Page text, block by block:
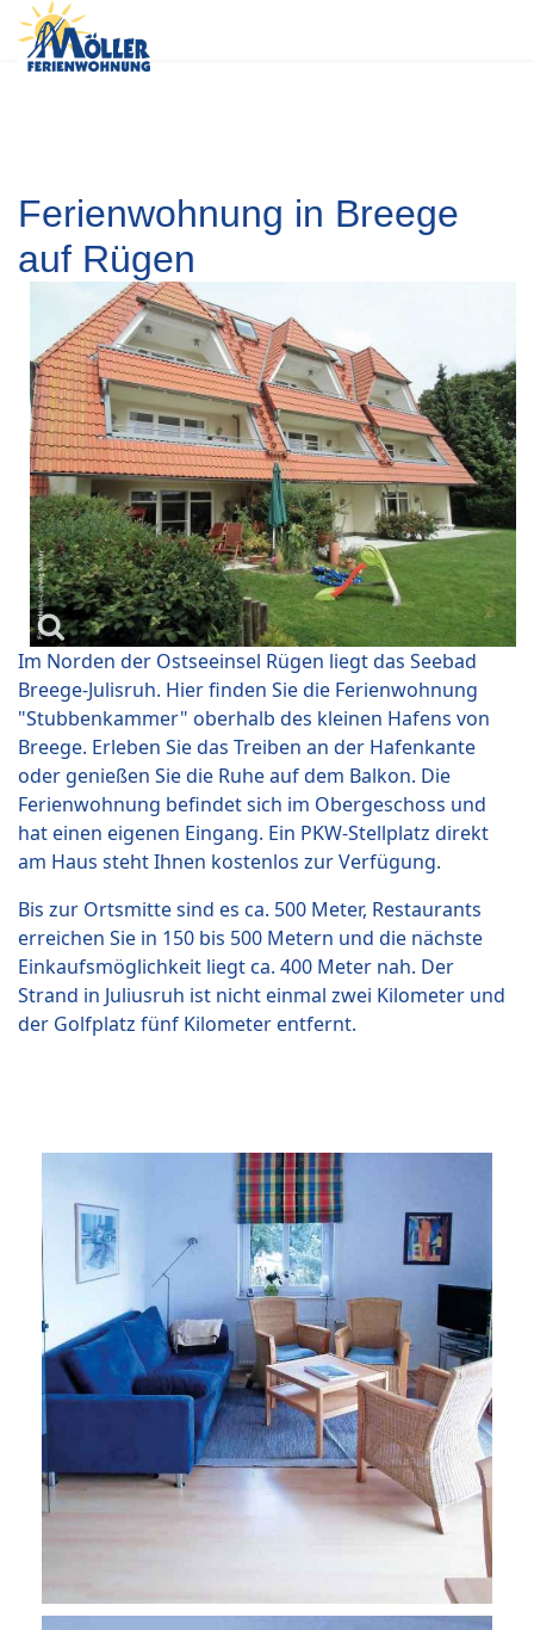
Ferienwohnung in Breege
auf Rügen
Im Norden der Ostseeinsel Rügen liegt das Seebad
Breege-Julisruh. Hier finden Sie die Ferienwohnung
"Stubbenkammer" oberhalb des kleinen Hafens von
Breege. Erleben Sie das Treiben an der Hafenkante
oder genießen Sie die Ruhe auf dem Balkon. Die
Ferienwohnung befindet sich im Obergeschoss und
hat einen eigenen Eingang. Ein PKW-Stellplatz direkt
am Haus steht Ihnen kostenlos zur Verfügung.
Bis zur Ortsmitte sind es ca. 500 Meter, Restaurants
erreichen Sie in 150 bis 500 Metern und die nächste
Einkaufsmöglichkeit liegt ca. 400 Meter nah. Der
Strand in Juliusruh ist nicht einmal zwei Kilometer und
der Golfplatz fünf Kilometer entfernt.